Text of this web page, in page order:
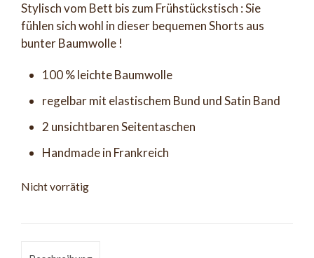
war:
40,00 €
ist:
Stylisch vom Bett bis zum Frühstückstisch : Sie
fühlen sich wohl in dieser bequemen Shorts aus
bunter Baumwolle !
100 % leichte Baumwolle
regelbar mit elastischem Bund und Satin Band
2 unsichtbaren Seitentaschen
Handmade in Frankreich
Nicht vorrätig